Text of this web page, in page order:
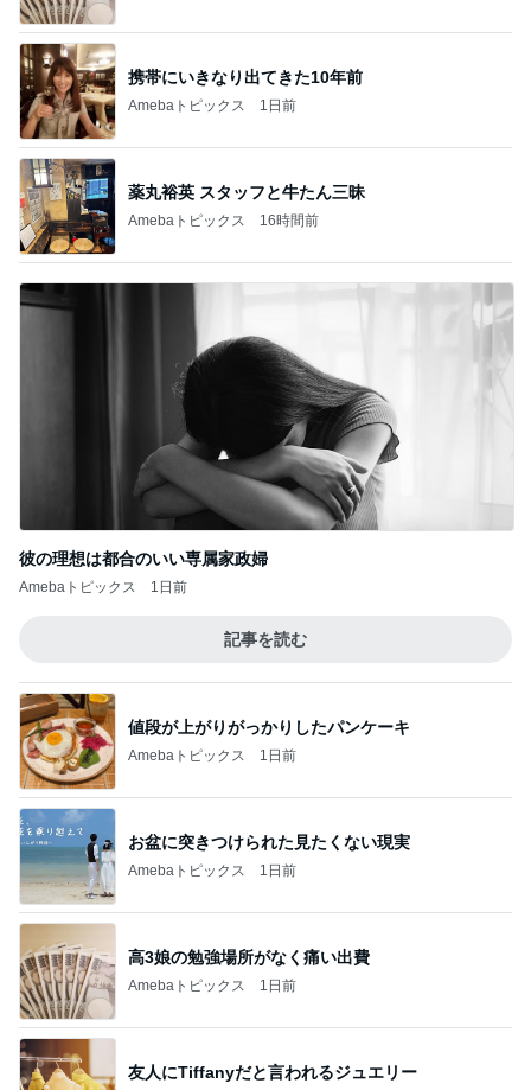
携帯にいきなり出てきた10年前
Amebaトピックス 1日前
薬丸裕英 スタッフと牛たん三昧
Amebaトピックス 16時間前
彼の理想は都合のいい専属家政婦
Amebaトピックス 1日前
記事を読む
値段が上がりがっかりしたパンケーキ
Amebaトピックス 1日前
お盆に突きつけられた見たくない現実
Amebaトピックス 1日前
高3娘の勉強場所がなく痛い出費
Amebaトピックス 1日前
友人にTiffanyだと言われるジュエリー